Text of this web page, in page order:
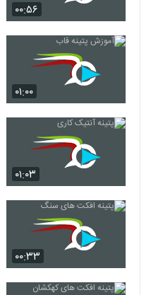
۰۰:۵۶
۰۱:۰۰
۰۱:۰۳
۰۰:۳۳